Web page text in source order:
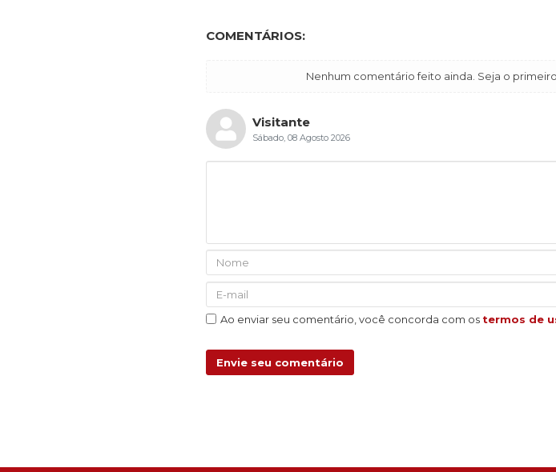
COMENTÁRIOS:
Nenhum comentário feito ainda. Seja o
Visitante
Sábado, 08 Agosto 2026
Ao enviar seu comentário, você concorda com os termos de
Envie seu comentário